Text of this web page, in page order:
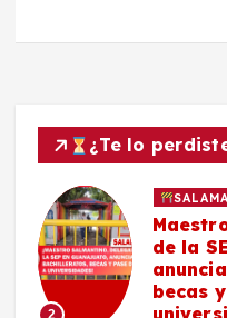
¿Te lo
de la
becas